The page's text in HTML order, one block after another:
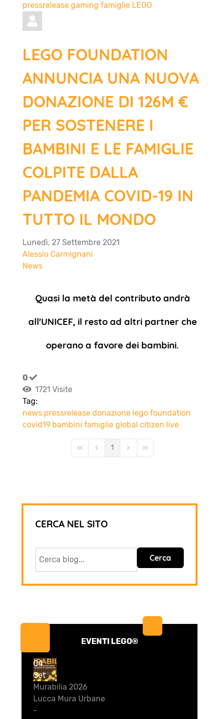
pressrelease gaming famiglie LEGO
LEGO FOUNDATION
ANNUNCIA UNA NUOVA
DONAZIONE DI 126M €
PER SOSTENERE I
BAMBINI E LE FAMIGLIE
COLPITE DALLA
PANDEMIA COVID-19 IN
TUTTO IL MONDO
Lunedì, 27 Settembre 2021
Alessio Carmignani
News
Quasi la metà del contributo andrà
all'UNICEF, il resto ad altri partner che
operano a favore dei bambini.
0
1721 Visite
Tag:
news pressrelease donazione lego foundation
covid19 bambini famiglie global citizen live
First PagePrevious Page
1 Next PageLast Page
CERCA NEL SITO
Cerca
EVENTI LEGO®
04
Set
Murabilia 2026
Lucca Mura Urbane
-